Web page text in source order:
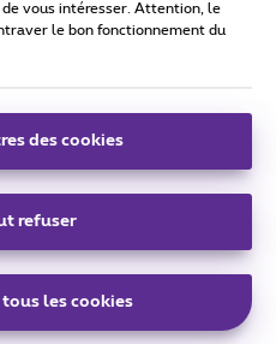
1030 Bruxelles.
vous intéresser. Attention, le
le bon fonctionnement du
des cookies
refuser
les cookies